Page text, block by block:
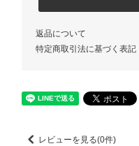
返品について
特定商取引法に基づく表記
レビューを見る(0件)